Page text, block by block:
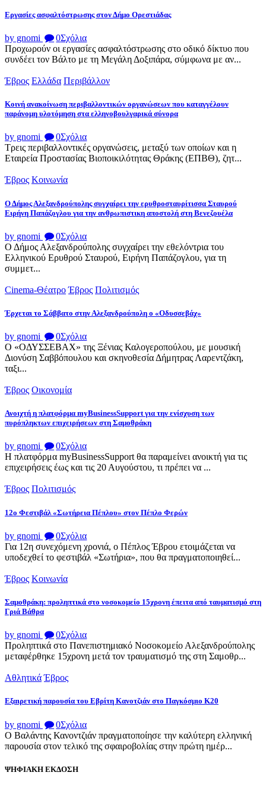
Εργασίες ασφαλτόστρωσης στον Δήμο Ορεστιάδας
by gnomi 0Σχόλια
Προχωρούν οι εργασίες ασφαλτόστρωσης στο οδικό δίκτυο που
συνδέει τον Βάλτο με τη Μεγάλη Δοξιπάρα, σύμφωνα με αν...
Έβρος Ελλάδα Περιβάλλον
Κοινή ανακοίνωση περιβαλλοντικών οργανώσεων που καταγγέλουν
παράνομη υλοτόμηση στα ελληνοβουλγαρικά σύνορα
by gnomi 0Σχόλια
Τρεις περιβαλλοντικές οργανώσεις, μεταξύ των οποίων και η
Εταιρεία Προστασίας Βιοποικιλότητας Θράκης (ΕΠΒΘ), ζητ...
Έβρος Κοινωνία
Ο Δήμος Αλεξανδρούπολης συγχαίρει την ερυθροσταυρίτισσα Σταυρού
Ειρήνη Παπάζογλου για την ανθρωπιστικη αποστολή στη Βενεζουέλα
by gnomi 0Σχόλια
Ο Δήμος Αλεξανδρούπολης συγχαίρει την εθελόντρια του
Ελληνικού Ερυθρού Σταυρού, Ειρήνη Παπάζογλου, για τη
συμμετ...
Cinema-Θέατρο Έβρος Πολιτισμός
Έρχεται το Σάββατο στην Αλεξανδρούπολη ο «Οδυσσεβάχ»
by gnomi 0Σχόλια
Ο «ΟΔΥΣΣΕΒΑΧ» της Ξένιας Καλογεροπούλου, με μουσική
Διονύση Σαββόπουλου και σκηνοθεσία Δήμητρας Λαρεντζάκη,
ταξι...
Έβρος Οικονομία
Ανοιχτή η πλατφόρμα myBusinessSupport για την ενίσχυση των
πυρόπληκτων επιχειρήσεων στη Σαμοθράκη
by gnomi 0Σχόλια
Η πλατφόρμα myBusinessSupport θα παραμείνει ανοικτή για τις
επιχειρήσεις έως και τις 20 Αυγούστου, τι πρέπει να ...
Έβρος Πολιτισμός
12ο Φεστιβάλ «Σωτήρεια Πέπλου» στον Πέπλο Φερών
by gnomi 0Σχόλια
Για 12η συνεχόμενη χρονιά, ο Πέπλος Έβρου ετοιμάζεται να
υποδεχθεί το φεστιβάλ «Σωτήρια», που θα πραγματοποιηθεί...
Έβρος Κοινωνία
Σαμοθράκη: προληπτικά στο νοσοκομείο 15χρονη έπειτα από ταυματισμό στη
Γριά Βάθρα
by gnomi 0Σχόλια
Προληπτικά στο Πανεπιστημιακό Νοσοκομείο Αλεξανδρούπολης
μεταφέρθηκε 15χρονη μετά τον τραυματισμό της στη Σαμοθρ...
Αθλητικά Έβρος
Εξαιρετική παρουσία του Εβρίτη Κανοτζιάν στο Παγκόσμιο Κ20
by gnomi 0Σχόλια
Ο Βαλάντης Κανοντζιάν πραγματοποίησε την καλύτερη ελληνική
παρουσία στον τελικό της σφαιροβολίας στην πρώτη ημέρ...
ΨΗΦΙΑΚΗ ΕΚΔΟΣΗ